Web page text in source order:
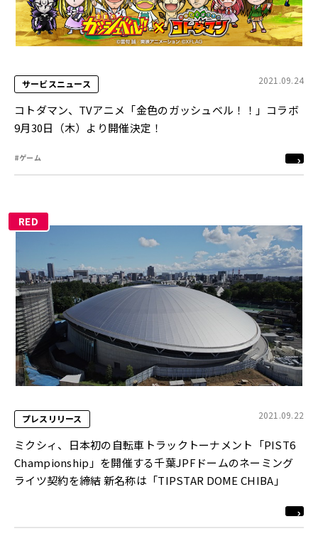
サービスニュース 2021.09.24
コトダマン、TVアニメ「金色のガッシュベル！！」コラボ
9月30日（木）より開催決定！
#ゲーム
RED
プレスリリース 2021.09.22
ミクシィ、日本初の自転車トラックトーナメント「PIST6
Championship」を開催する千葉JPFドームのネーミング
ライツ契約を締結 新名称は「TIPSTAR DOME CHIBA」